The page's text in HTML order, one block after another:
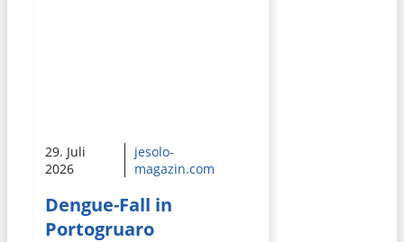
29. Juli
2026
jesolo-
magazin.com
Dengue-Fall in
Portogruaro